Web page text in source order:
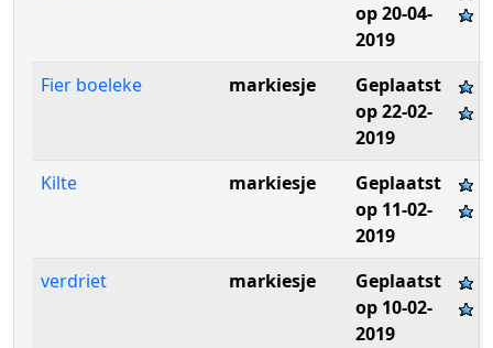
op 20-04-
2019
Fier boeleke
markiesje
Geplaatst
op 22-02-
2019
Kilte
markiesje
Geplaatst
op 11-02-
2019
verdriet
markiesje
Geplaatst
op 10-02-
2019